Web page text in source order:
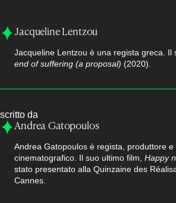
Jacqueline Lentzou
Jacqueline Lentzou è una regista greca. Il
end of suffering (a proposal) (2020).
scritto da
Andrea Gatopoulos
Andrea Gatopoulos è regista, produttore
cinematografico. Il suo ultimo film,Happy
stato presentato alla Quinzaine des
Cannes.